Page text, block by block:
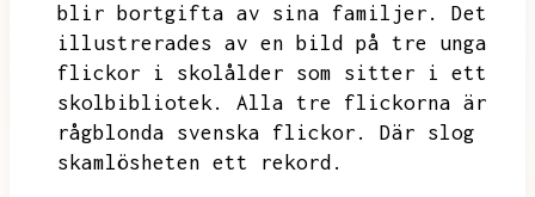
blir bortgifta av sina familjer.
Det
illustrerades av en bild på tre unga
flickor i skolålder som sitter i ett
skolbibliotek.
Alla tre flickorna är
rågblonda svenska flickor.
Där slog
skamlösheten ett rekord.